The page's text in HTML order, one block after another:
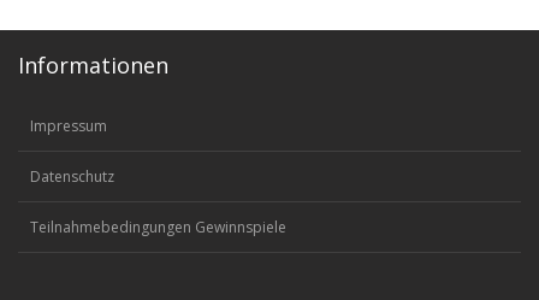
Informationen
Impressum
Datenschutz
Teilnahmebedingungen Gewinnspiele